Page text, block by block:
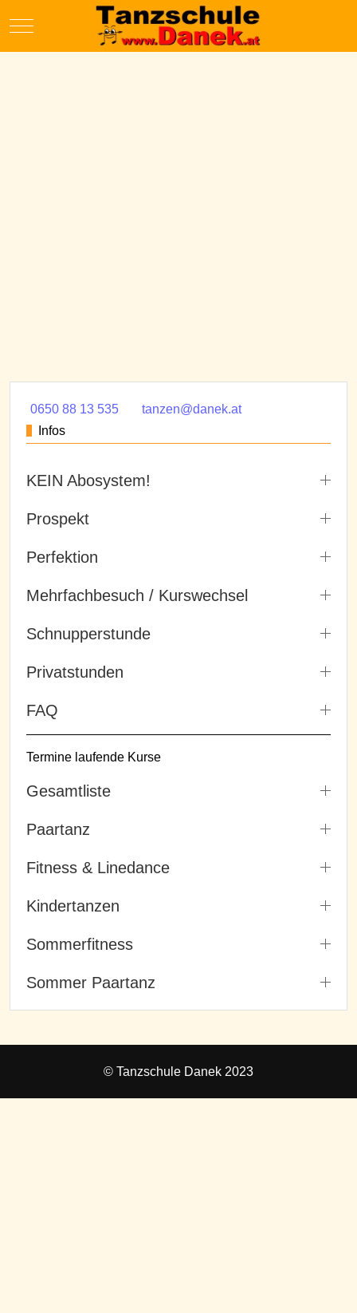
Mobile Menu Toggle
0650 88 13 535
tanzen@danek.at
Infos
KEIN Abosystem!
Prospekt
Perfektion
Mehrfachbesuch / Kurswechsel
Schnupperstunde
Privatstunden
FAQ
Termine laufende Kurse
Gesamtliste
Paartanz
Fitness & Linedance
Kindertanzen
Sommerfitness
Sommer Paartanz
© Tanzschule Danek 2023